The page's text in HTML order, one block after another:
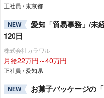
正社員 / 東京都
NEW
愛知「貿易事務」/未
120日
株式会社カラワル
月給22万円～40万円
正社員 / 愛知県
NEW お菓子パッケージの「